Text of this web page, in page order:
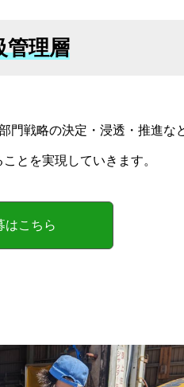
管理層
門戦略の決定・浸透・推進な
とを実現していきます。
はこちら